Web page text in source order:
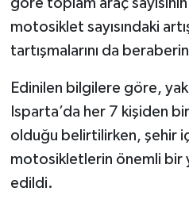
motosiklet sayısındaki
tartışmalarını da
Edinilen bilgilere göre,
Isparta’da her 7 kişiden
olduğu belirtilirken, şehir
motosikletlerin önemli bir
edildi.
Yerel
İletişim
Künye